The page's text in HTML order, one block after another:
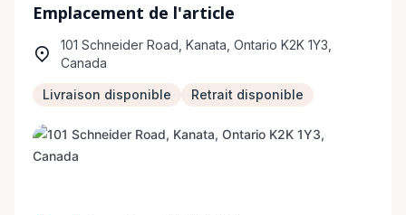
Emplacement de l'article
101 Schneider Road, Kanata, Ontario K2K 1Y3,
Canada
Livraison disponible Retrait disponible